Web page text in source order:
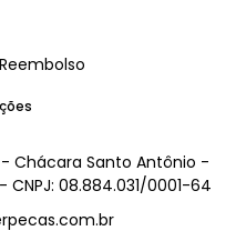
- Chácara Santo Antônio -
CNPJ: 08.884.031/0001-64